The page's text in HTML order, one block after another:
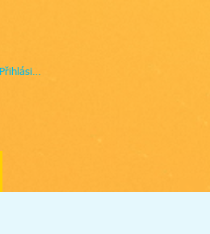
Přihlásit se